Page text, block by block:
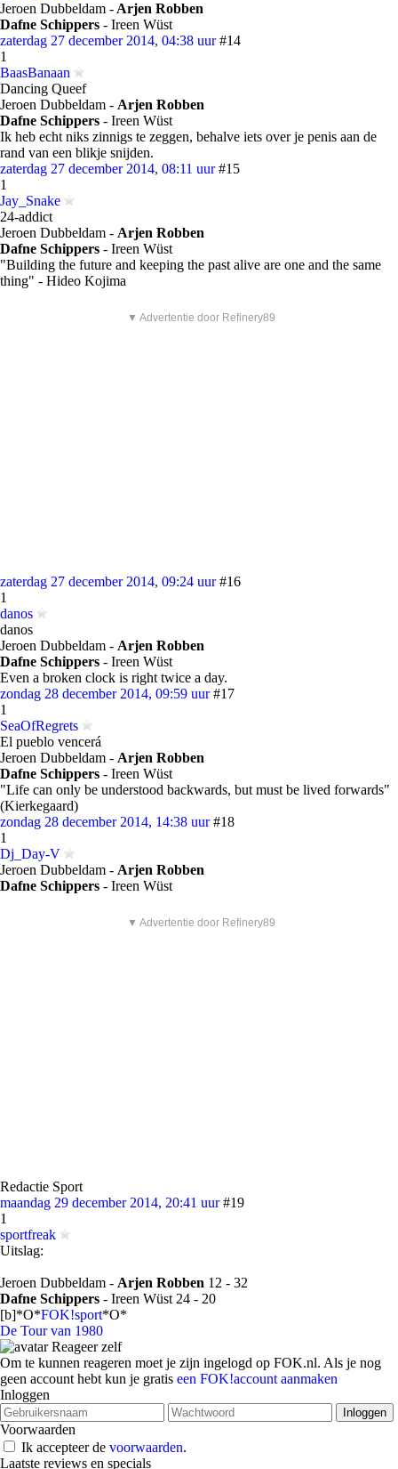
Jeroen Dubbeldam - Arjen Robben
Dafne Schippers - Ireen Wüst
zaterdag 27 december 2014, 04:38 uur #14
1
BaasBanaan
Dancing Queef
Jeroen Dubbeldam - Arjen Robben
Dafne Schippers - Ireen Wüst
Ik heb echt niks zinnigs te zeggen, behalve iets over je penis aan de
rand van een blikje snijden.
zaterdag 27 december 2014, 08:11 uur #15
1
Jay_Snake
24-addict
Jeroen Dubbeldam - Arjen Robben
Dafne Schippers - Ireen Wüst
"Building the future and keeping the past alive are one and the same
thing" - Hideo Kojima
▼ Advertentie door Refinery89
zaterdag 27 december 2014, 09:24 uur #16
1
danos
danos
Jeroen Dubbeldam - Arjen Robben
Dafne Schippers - Ireen Wüst
Even a broken clock is right twice a day.
zondag 28 december 2014, 09:59 uur #17
1
SeaOfRegrets
El pueblo vencerá
Jeroen Dubbeldam - Arjen Robben
Dafne Schippers - Ireen Wüst
"Life can only be understood backwards, but must be lived forwards"
(Kierkegaard)
zondag 28 december 2014, 14:38 uur #18
1
Dj_Day-V
Jeroen Dubbeldam - Arjen Robben
Dafne Schippers - Ireen Wüst
▼ Advertentie door Refinery89
Redactie Sport
maandag 29 december 2014, 20:41 uur #19
1
sportfreak
Uitslag:
Jeroen Dubbeldam - Arjen Robben 12 - 32
Dafne Schippers - Ireen Wüst 24 - 20
[b]*O*FOK!sport*O*
De Tour van 1980
Reageer zelf
Om te kunnen reageren moet je zijn ingelogd op FOK.nl. Als je nog
geen account hebt kun je gratis een FOK!account aanmaken
Inloggen
Voorwaarden
Ik accepteer de voorwaarden.
Laatste reviews en specials